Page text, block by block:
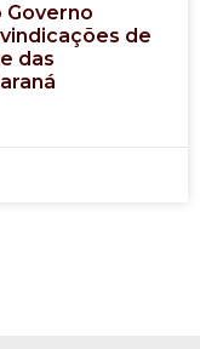
Governo
de
das